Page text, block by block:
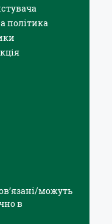
політика
можуть
в